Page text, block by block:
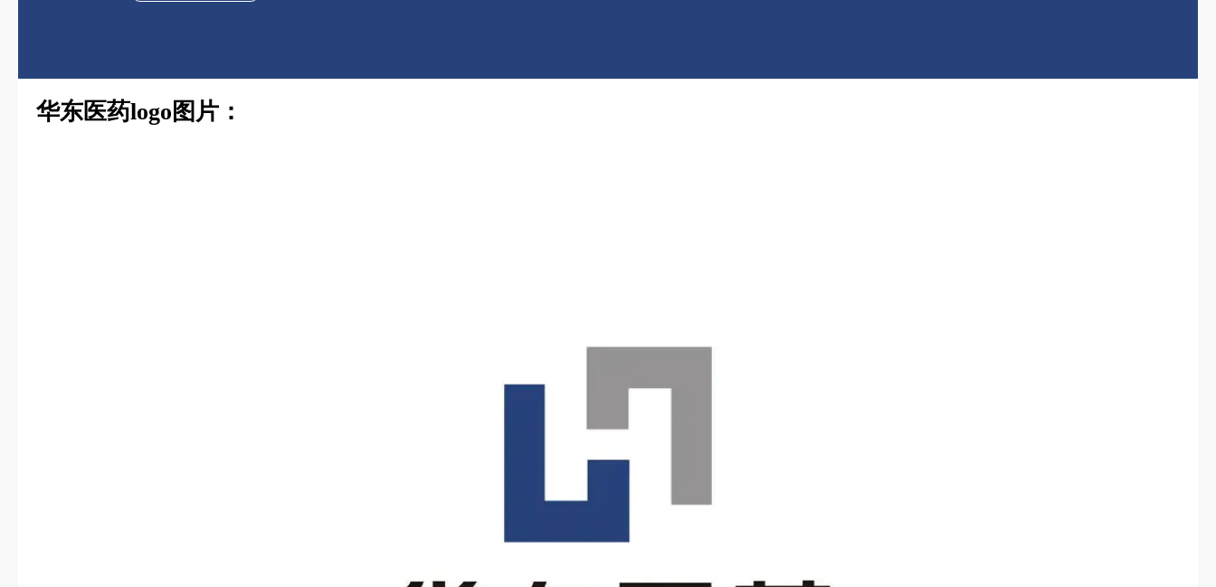
华东医药logo图片：